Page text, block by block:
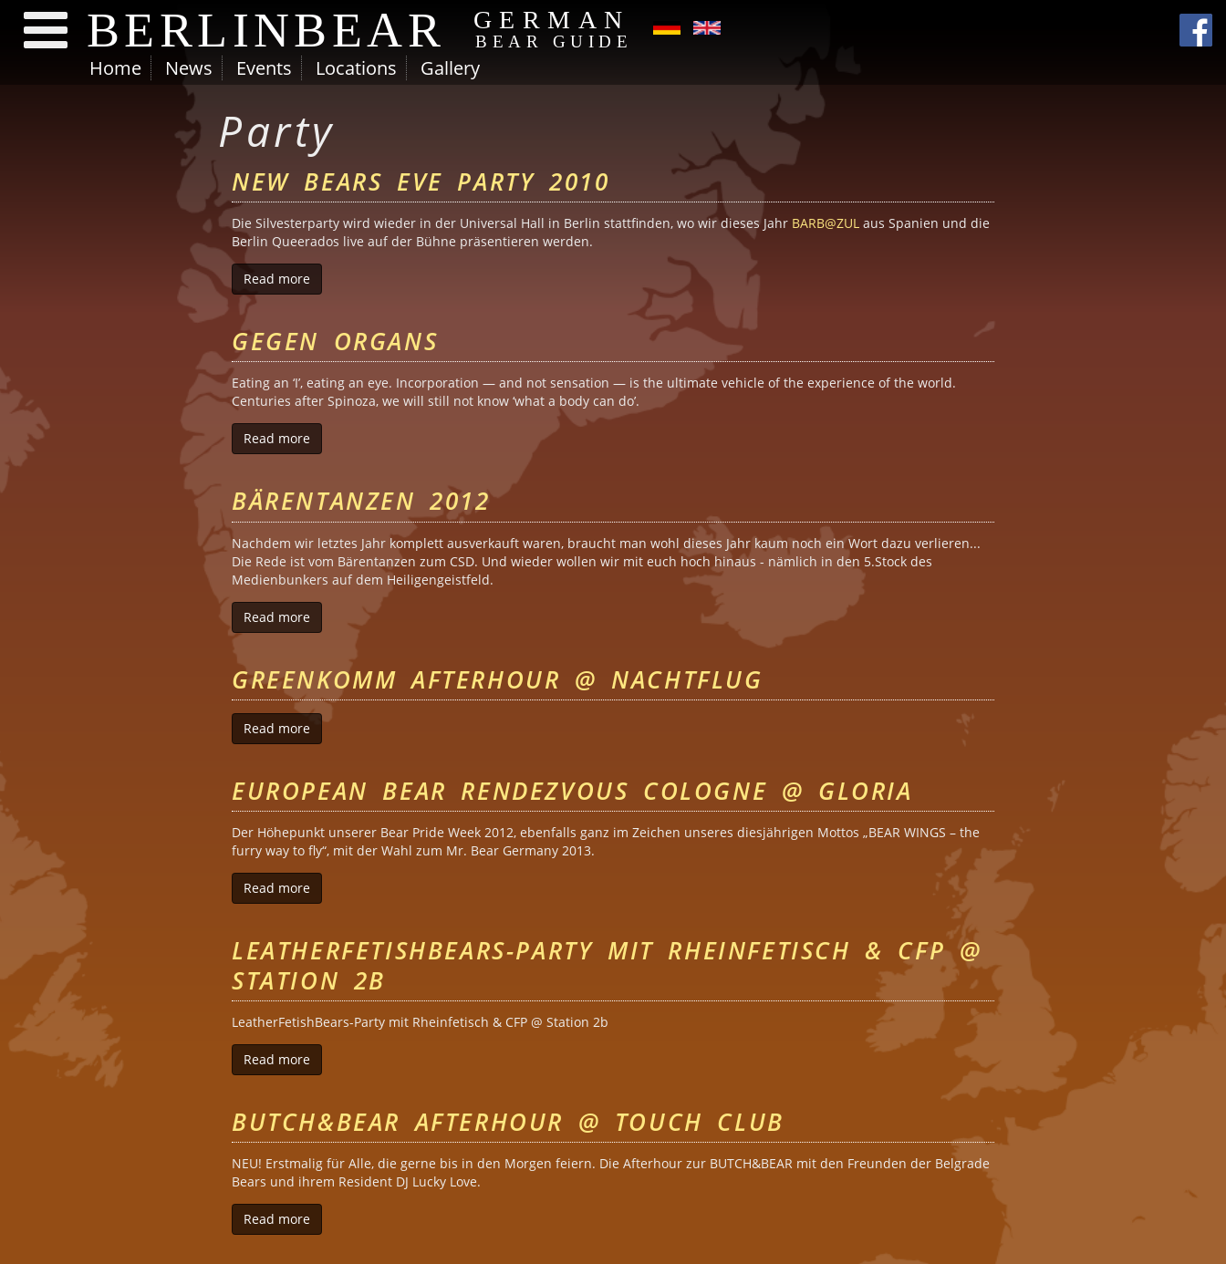
BERLINBEAR GERMAN
BEAR GUIDE
Home News Events Locations Gallery
Party
NEW BEARS EVE PARTY 2010
Die Silvesterparty wird wieder in der Universal Hall in Berlin stattfinden, wo wir dieses Jahr BARB@ZUL aus Spanien und die
Berlin Queerados live auf der Bühne präsentieren werden.
Read more
GEGEN ORGANS
Eating an ‘I’, eating an eye. Incorporation — and not sensation — is the ultimate vehicle of the experience of the world.
Centuries after Spinoza, we will still not know ‘what a body can do’.
Read more
BÄRENTANZEN 2012
Nachdem wir letztes Jahr komplett ausverkauft waren, braucht man wohl dieses Jahr kaum noch ein Wort dazu verlieren...
Die Rede ist vom Bärentanzen zum CSD. Und wieder wollen wir mit euch hoch hinaus - nämlich in den 5.Stock des
Medienbunkers auf dem Heiligengeistfeld.
Read more about Bärentanzen 2012
GREENKOMM AFTERHOUR @ NACHTFLUG
Read more
EUROPEAN BEAR RENDEZVOUS COLOGNE @ GLORIA
Der Höhepunkt unserer Bear Pride Week 2012, ebenfalls ganz im Zeichen unseres diesjährigen Mottos „BEAR WINGS – the
furry way to fly“, mit der Wahl zum Mr. Bear Germany 2013.
Read more
LEATHERFETISHBEARS-PARTY MIT RHEINFETISCH & CFP @
STATION 2B
LeatherFetishBears-Party mit Rheinfetisch & CFP @ Station 2b
Read more
BUTCH&BEAR AFTERHOUR @ TOUCH CLUB
NEU! Erstmalig für Alle, die gerne bis in den Morgen feiern. Die Afterhour zur BUTCH&BEAR mit den Freunden der Belgrade
Bears und ihrem Resident DJ Lucky Love.
Read more